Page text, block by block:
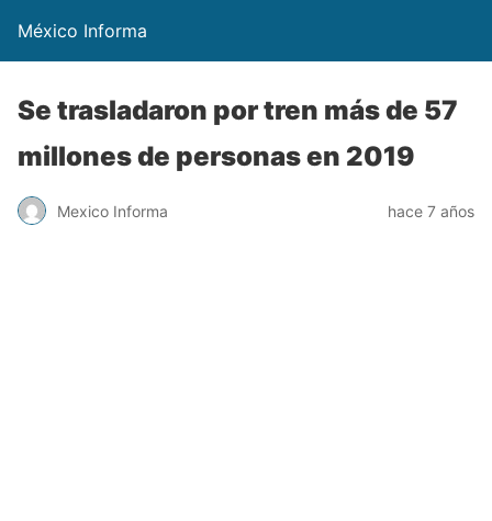
México Informa
Se trasladaron por tren más de 57
millones de personas en 2019
Mexico Informa hace 7 años